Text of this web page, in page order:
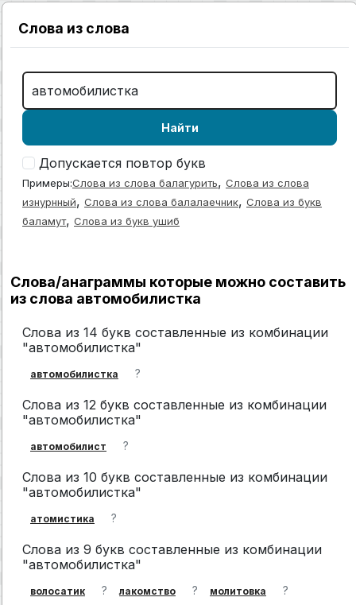
Слова из слова
Найти
Допускается повтор букв
Примеры:Слова из слова балагурить, Слова из слова
изнурнный, Слова из слова балалаечник, Слова из букв
баламут, Слова из букв ушиб
Слова/анаграммы которые можно составить
из слова автомобилистка
Слова из 14 букв составленные из комбинации
"автомобилистка"
автомобилистка ?
Слова из 12 букв составленные из комбинации
"автомобилистка"
автомобилист ?
Слова из 10 букв составленные из комбинации
"автомобилистка"
атомистика ?
Слова из 9 букв составленные из комбинации
"автомобилистка"
волосатик ? лакомство ? молитовка ?